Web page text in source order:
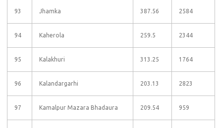
93 Jhamka 387.56 2584
94 Kaherola 259.5 2344
95 Kalakhuri 313.25 1764
96 Kalandargarhi 203.13 2823
97 Kamalpur Mazara Bhadaura 209.54 959